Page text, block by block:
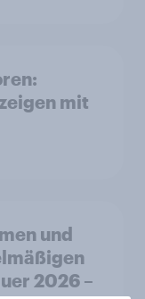
mit
und
2026 –